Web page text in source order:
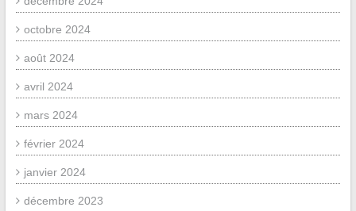
octobre 2024
août 2024
avril 2024
mars 2024
février 2024
janvier 2024
décembre 2023